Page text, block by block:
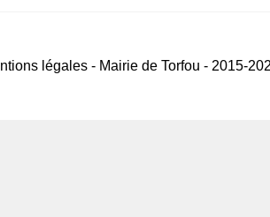
légales - Mairie de Torfou - 2015-